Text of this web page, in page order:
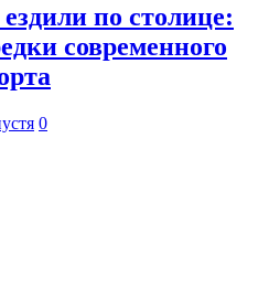
по столице:
современного
0